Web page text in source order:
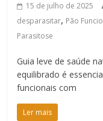
15 de julho de 2025
desparasitar, Pão
Parasitose
Guia leve de saúde
equilibrado é
funcionais com
Ler mais